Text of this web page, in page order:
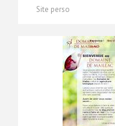
Site perso